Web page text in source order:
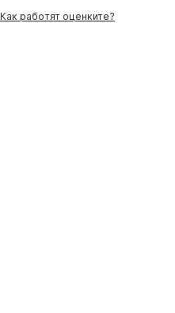
Как работят оценките?